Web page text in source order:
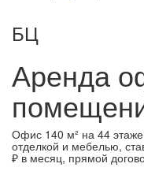
БЦ
Аренда
Офис 140 м² на 44
отделкой и мебелью,
₽ в месяц, прямой